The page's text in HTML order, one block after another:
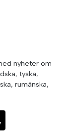
nyheter om
tyska,
rumänska,